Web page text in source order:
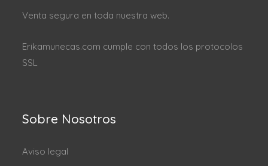
Venta segura en toda nuestra web.
Erikamunecas.com cumple con todos los protocolos
SSL
Sobre Nosotros
Aviso legal